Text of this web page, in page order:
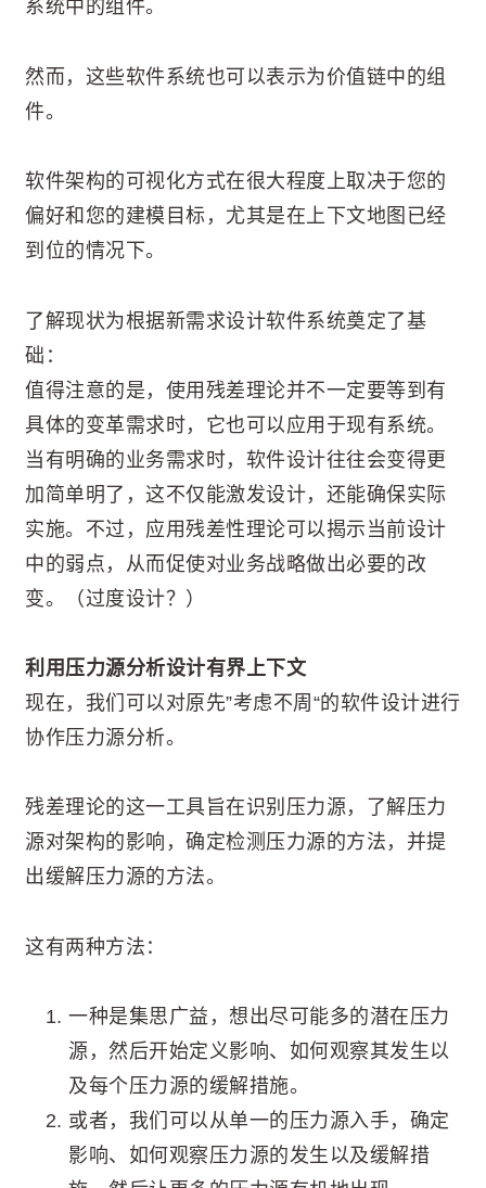
系统中的组件。
然而，这些软件系统也可以表示为价值链中的组
件。
软件架构的可视化方式在很大程度上取决于您的
偏好和您的建模目标，尤其是在上下文地图已经
到位的情况下。
了解现状为根据新需求设计软件系统奠定了基
础：
值得注意的是，使用残差理论并不一定要等到有
具体的变革需求时，它也可以应用于现有系统。
当有明确的业务需求时，软件设计往往会变得更
加简单明了，这不仅能激发设计，还能确保实际
实施。不过，应用残差性理论可以揭示当前设计
中的弱点，从而促使对业务战略做出必要的改
变。（过度设计？）
利用压力源分析设计有界上下文
现在，我们可以对原先”考虑不周“的软件设计进行
协作压力源分析。
残差理论的这一工具旨在识别压力源，了解压力
源对架构的影响，确定检测压力源的方法，并提
出缓解压力源的方法。
这有两种方法：
一种是集思广益，想出尽可能多的潜在压力
源，然后开始定义影响、如何观察其发生以
及每个压力源的缓解措施。
或者，我们可以从单一的压力源入手，确定
影响、如何观察压力源的发生以及缓解措